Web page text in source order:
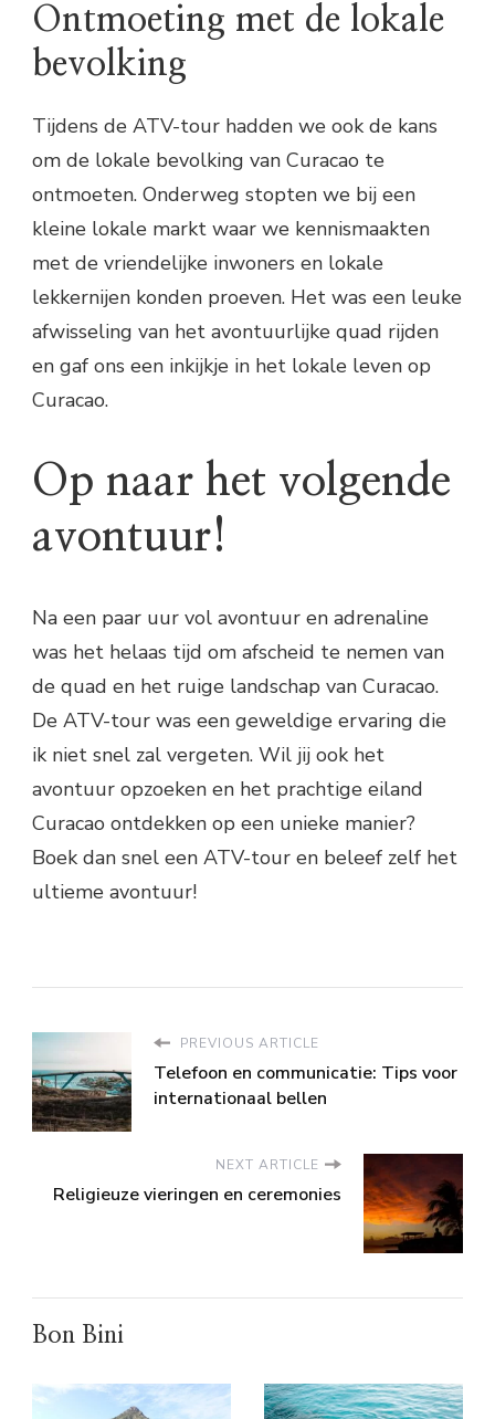
Ontmoeting met de lokale
bevolking
Tijdens de ATV-tour hadden we ook de kans
om de lokale bevolking van Curacao te
ontmoeten. Onderweg stopten we bij een
kleine lokale markt waar we kennismaakten
met de vriendelijke inwoners en lokale
lekkernijen konden proeven. Het was een leuke
afwisseling van het avontuurlijke quad rijden
en gaf ons een inkijkje in het lokale leven op
Curacao.
Op naar het volgende
avontuur!
Na een paar uur vol avontuur en adrenaline
was het helaas tijd om afscheid te nemen van
de quad en het ruige landschap van Curacao.
De ATV-tour was een geweldige ervaring die
ik niet snel zal vergeten. Wil jij ook het
avontuur opzoeken en het prachtige eiland
Curacao ontdekken op een unieke manier?
Boek dan snel een ATV-tour en beleef zelf het
ultieme avontuur!
PREVIOUS ARTICLE
Telefoon en communicatie: Tips voor
internationaal bellen
NEXT ARTICLE
Religieuze vieringen en ceremonies
Bon Bini